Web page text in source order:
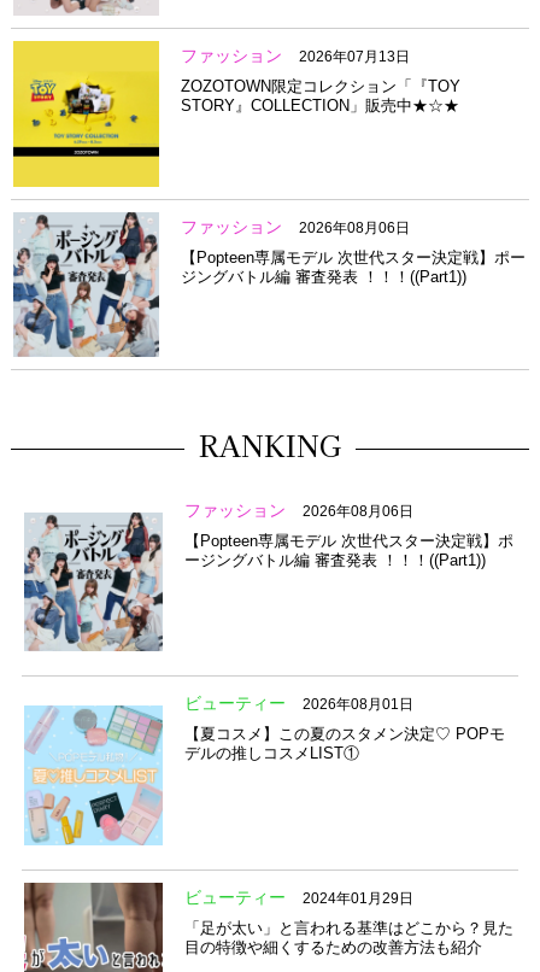
ファッション 2026年07月13日
ZOZOTOWN限定コレクション「『TOY
STORY』COLLECTION」販売中★☆★
ファッション 2026年08月06日
【Popteen専属モデル 次世代スター決定戦】ポー
ジングバトル編 審査発表 ！！！((Part1))
RANKING
ファッション 2026年08月06日
【Popteen専属モデル 次世代スター決定戦】ポ
ージングバトル編 審査発表 ！！！((Part1))
ビューティー 2026年08月01日
【夏コスメ】この夏のスタメン決定♡ POPモ
デルの推しコスメLIST①
ビューティー 2024年01月29日
「足が太い」と言われる基準はどこから？見た
目の特徴や細くするための改善方法も紹介